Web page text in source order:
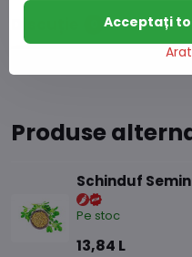
Produse
Schinduf
Pe stoc
13,84 L
Acceptați